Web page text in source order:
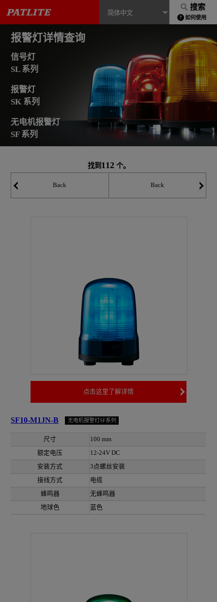
搜索
如何使用
报警灯详情查询
信号灯
SL 系列
报警灯
SK 系列
无电机报警灯
SF 系列
找到112个。
Back Back
点击这里了解详情
SF10-M1JN-B 无电机报警灯SF系列
尺寸
100 mm
额定电压
12-24V DC
安装方式
3点螺丝安装
接线方式
电缆
蜂鸣器
无蜂鸣器
地球色
蓝色